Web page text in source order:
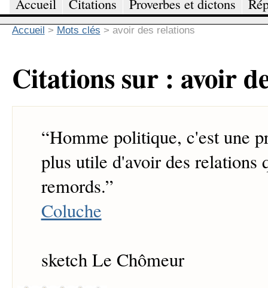
Accueil > Mots clés > avoir des relations
Citations sur : avoir
“Homme politique, c'est une
plus utile d'avoir des relations
remords.”
Coluche
sketch Le Chômeur